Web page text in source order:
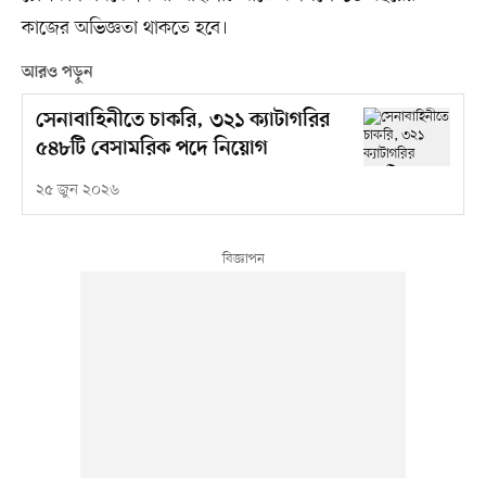
কাজের অভিজ্ঞতা থাকতে হবে।
আরও পড়ুন
সেনাবাহিনীতে চাকরি, ৩২১ ক্যাটাগরির
৫৪৮টি বেসামরিক পদে নিয়োগ
২৫ জুন ২০২৬